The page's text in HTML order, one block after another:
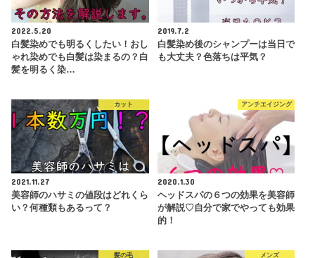
2022.5.20
白髪染めでも明るくしたい！おし
ゃれ染めでも白髪は染まるの？白
髪を明るく染…
2019.7.2
白髪染め後のシャンプーは当日で
も大丈夫？色落ちは平気？
カット
2021.11.27
美容師のハサミの値段はどれくら
い？何種類もあるって？
アンチエイジング
2020.1.30
ヘッドスパの６つの効果を美容師
が解説♡自分で家でやっても効果
的！
髪の毛 メンズ